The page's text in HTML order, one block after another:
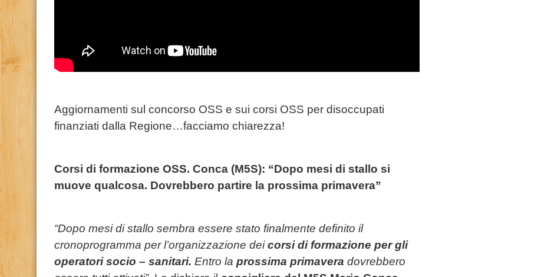
Aggiornamenti sul concorso OSS e sui corsi OSS per disoccupati
finanziati dalla Regione…facciamo chiarezza!
Corsi di formazione OSS. Conca (M5S): “Dopo mesi di stallo si
muove qualcosa. Dovrebbero partire la prossima primavera”
“Dopo mesi di stallo sembra essere stato finalmente definito il
cronoprogramma per l’organizzazione deicorsi di formazione per gli
operatori socio – sanitari. Entro la prossima primavera dovrebbero